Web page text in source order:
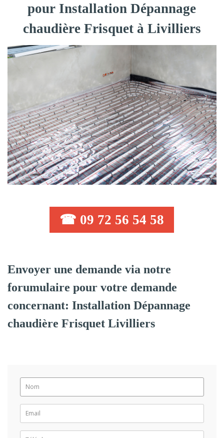
pour Installation Dépannage
chaudière Frisquet à Livilliers
☎ 09 72 56 54 58
Envoyer une demande via notre
forumulaire pour votre demande
concernant: Installation Dépannage
chaudière Frisquet Livilliers